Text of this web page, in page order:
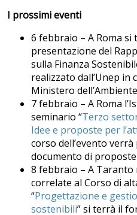
I prossimi eventi
6 febbraio – A Roma si
presentazione del
sulla Finanza
realizzato dall’Unep in
Ministero
7 febbraio – A Roma
seminario “Terzo
Idee e proposte per
corso dell’evento
documento di
8 febbraio – A Taranto
correlate al Corso di
“Progettazione e
sostenibili” si terrà il